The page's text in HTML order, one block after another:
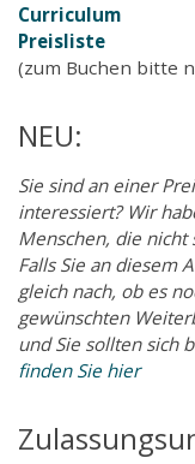
Curriculum
Preisliste
(zum Buchen bitte
NEU:
Sie sind an einer
interessiert? Wir
Menschen, die nicht
Falls Sie an diesem
gleich nach, ob es
gewünschten
und Sie sollten sich
finden Sie hier